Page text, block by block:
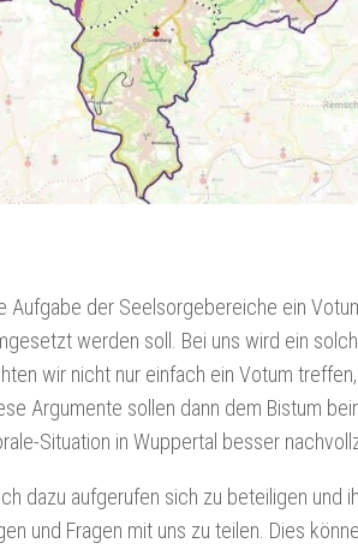
Aufgabe der Seelsorgebereiche ein
werden soll. Bei uns wird ein
wir nicht nur einfach ein Votum
Argumente sollen dann dem Bistum
Situation in Wuppertal besser
dazu aufgerufen sich zu beteiligen und
und Fragen mit uns zu teilen. Dies